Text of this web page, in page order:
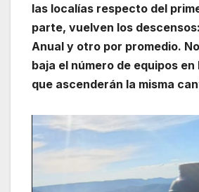
las localías respecto del
parte, vuelven los
Anual y otro por promedio.
baja el número de equipos en
que ascenderán la misma